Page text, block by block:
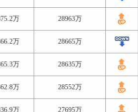
万 28963万
万 28665万
万 28635万
万 28552万
万 27695万